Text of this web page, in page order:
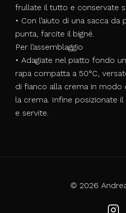
frullate il tutto e conservate
• Con l’aiuto di una sacca da
punta, farcite il bigné.
Per l’assemblaggio
• Adagiate nel piatto fondo
rapa compatta a 50°C,
di fianco alla crema in modo
la crema. Infine posizionate
e servite.
© 2026